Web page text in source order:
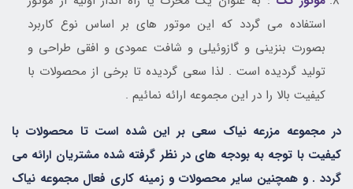
استفاده می گردد که این موتور های بر اساس نوع کاربرد
بصورت بنزینی و گازوئیلی و شافت عمودی و افقی طراحی و
تولید گردیده است . لذا سعی گردیده تا برخی از محصولات با
کیفیت بالا را در این مجموعه ارائه نمائیم .
در مجموعه مزرعه نیاک سعی بر این شده است تا محصولات با
کیفیت با توجه به بودجه های در نظر گرفته شده مشتریان ارائه می
گردد . و همچنین سایر محصولات و زمینه کاری فعال مجموعه نیاک